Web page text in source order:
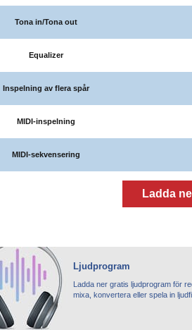
Tona in/Tona out
Equalizer
Inspelning av flera spår
MIDI-inspelning
MIDI-sekvensering
Ladda
Ljudprogram
Ladda ner gratis ljudprogram för
mixa, konvertera eller spela in